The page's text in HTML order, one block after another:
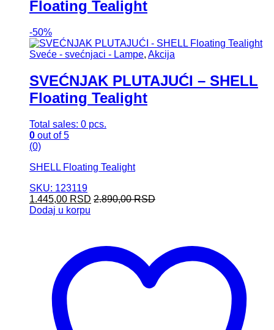
Floating Tealight
-50%
Sveće - svećnjaci - Lampe, Akcija
SVEĆNJAK PLUTAJUĆI – SHELL
Floating Tealight
Total sales: 0 pcs.
0 out of 5
(0)
SHELL Floating Tealight
SKU: 123119
1.445,00 RSD 2.890,00RSD
Dodaj u korpu